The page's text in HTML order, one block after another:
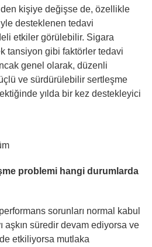
kişiye değişse de, özellikle
desteklenen tedavi
etkiler görülebilir. Sigara
tansiyon gibi faktörler tedavi
genel olarak, düzenli
ve sürdürülebilir sertleşme
yılda bir kez destekleyici
problemi hangi durumlarda
sorunları normal kabul
aşkın süredir devam ediyorsa ve
etkiliyorsa mutlaka